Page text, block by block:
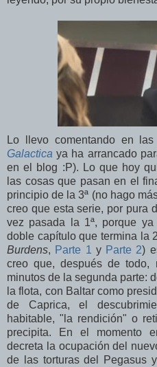
Lo llevo comentando en
Galactica ya ha arrancado
en el blog :P). Lo que hoy
las cosas que pasan en el
principio de la 3ª (no hago
creo que esta serie, por pura
vez pasada la 1ª, porque
doble capítulo que termina la
Burdens, Parte 1 y Parte 2)
creo que, después de todo,
minutos de la segunda parte:
la flota, con Baltar como
de Caprica, el
habitable, "la rendición" o
precipita. En el momento
decreta la ocupación del
de las torturas del Pegasus